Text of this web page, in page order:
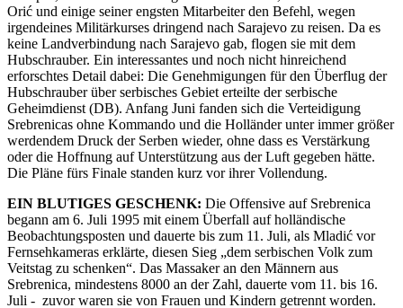
Orić und einige seiner engsten Mitarbeiter den Befehl, wegen
irgendeines Militärkurses dringend nach Sarajevo zu reisen. Da es
keine Landverbindung nach Sarajevo gab, flogen sie mit dem
Hubschrauber. Ein interessantes und noch nicht hinreichend
erforschtes Detail dabei: Die Genehmigungen für den Überflug der
Hubschrauber über serbisches Gebiet erteilte der serbische
Geheimdienst (DB). Anfang Juni fanden sich die Verteidigung
Srebrenicas ohne Kommando und die Holländer unter immer größer
werdendem Druck der Serben wieder, ohne dass es Verstärkung
oder die Hoffnung auf Unterstützung aus der Luft gegeben hätte.
Die Pläne fürs Finale standen kurz vor ihrer Vollendung.
EIN BLUTIGES GESCHENK: Die Offensive auf Srebrenica
begann am 6. Juli 1995 mit einem Überfall auf holländische
Beobachtungsposten und dauerte bis zum 11. Juli, als Mladić vor
Fernsehkameras erklärte, diesen Sieg „dem serbischen Volk zum
Veitstag zu schenken“. Das Massaker an den Männern aus
Srebrenica, mindestens 8000 an der Zahl, dauerte vom 11. bis 16.
Juli - zuvor waren sie von Frauen und Kindern getrennt worden.